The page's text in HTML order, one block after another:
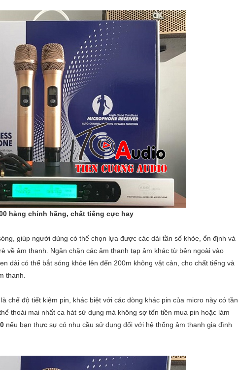
hàng chính hãng, chất tiếng cực hay
giúp người dùng có thể chọn lựa được các dải tần số khỏe, ổn định và
về âm thanh. Ngăn chặn các âm thanh tạp âm khác từ bên ngoài vào
dài có thể bắt sóng khỏe lên đến 200m không vật cản, cho chất tiếng và
thanh.
chế độ tiết kiệm pin, khác biệt với các dòng khác pin của micro này có tần
thoải mai nhất ca hát sử dụng mà không sợ tốn tiền mua pin hoặc làm
nếu bạn thực sự có nhu cầu sử dụng đối với hệ thống âm thanh gia đình